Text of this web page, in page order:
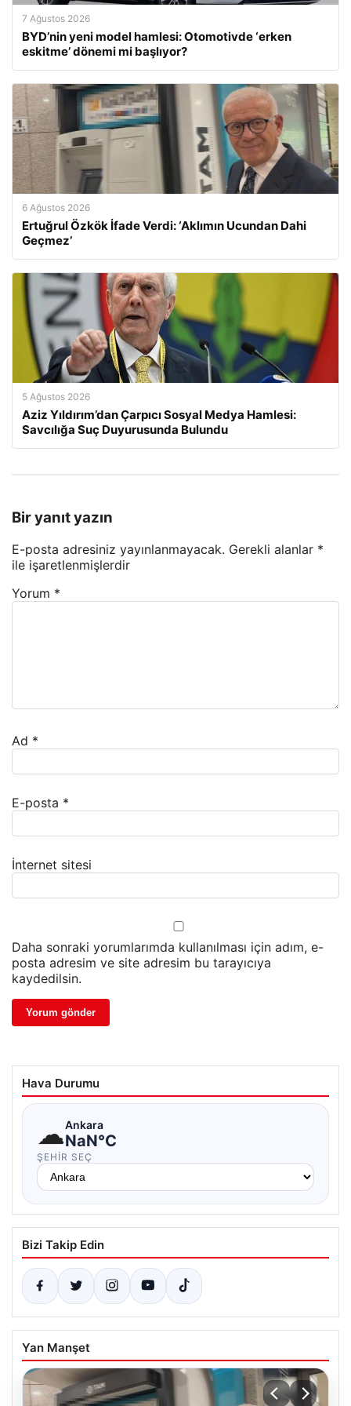
7 Ağustos 2026
BYD’nin yeni model hamlesi: Otomotivde ‘erken
eskitme’ dönemi mi başlıyor?
6 Ağustos 2026
Ertuğrul Özkök İfade Verdi: ‘Aklımın Ucundan Dahi
Geçmez’
5 Ağustos 2026
Aziz Yıldırım’dan Çarpıcı Sosyal Medya Hamlesi:
Savcılığa Suç Duyurusunda Bulundu
Bir yanıt yazın
E-posta adresiniz yayınlanmayacak. Gerekli alanlar *
ile işaretlenmişlerdir
Yorum *
Ad *
E-posta *
İnternet sitesi
Daha sonraki yorumlarımda kullanılması için adım, e-
posta adresim ve site adresim bu tarayıcıya
kaydedilsin.
Hava Durumu
☁Ankara
NaN°C
ŞEHIR SEÇ
Bizi Takip Edin
Yan Manşet